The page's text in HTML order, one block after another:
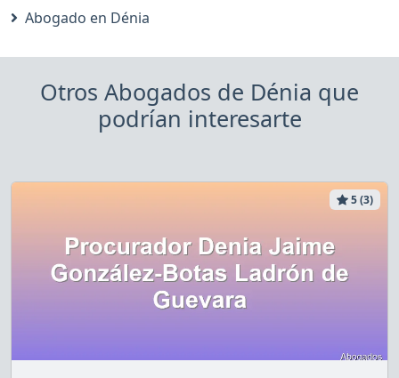
Abogado en Dénia
Otros Abogados de Dénia que
podrían interesarte
5 (3)